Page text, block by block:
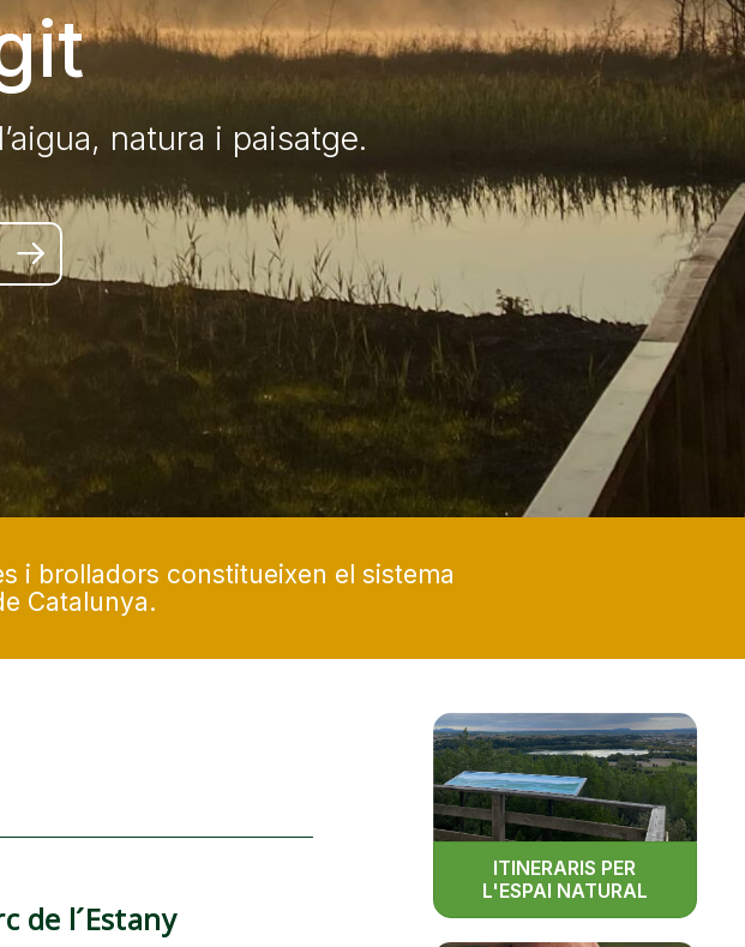
natura i paisatge.
i brolladors constitueixen el sistema
Catalunya.
de l´Estany
ITINERARIS PER
L'ESPAI NATURAL